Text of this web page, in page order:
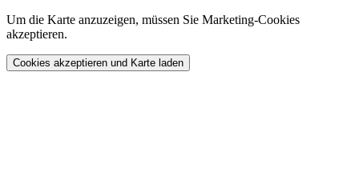
Um die Karte anzuzeigen, müssen Sie Marketing-Cookies
akzeptieren.
Cookies akzeptieren und Karte laden